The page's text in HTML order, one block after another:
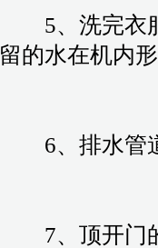
5、洗完衣服
留的水在机内
6、排水管道
7、顶开门的